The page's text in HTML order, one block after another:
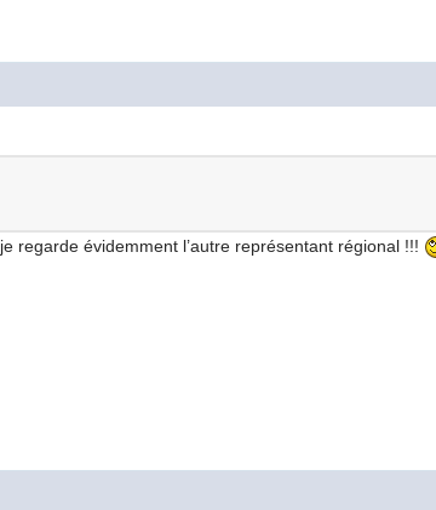
regarde évidemment l’autre représentant régional !!!